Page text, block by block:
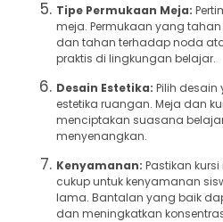
Tipe Permukaan Meja:
meja. Permukaan yang
dan tahan terhadap noda
praktis di lingkungan belajar.
Desain Estetika: Pilih
estetika ruangan. Meja dan
menciptakan suasana
menyenangkan.
Kenyamanan: Pastikan
cukup untuk kenyamanan
lama. Bantalan yang baik
dan meningkatkan